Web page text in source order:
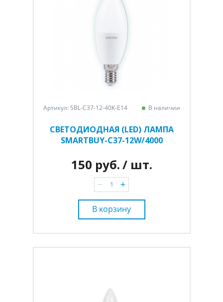
Артикул: SBL-C37-12-40K-E14 В наличии
СВЕТОДИОДНАЯ (LED) ЛАМПА
SMARTBUY-C37-12W/4000
150 руб./ шт.
В корзину